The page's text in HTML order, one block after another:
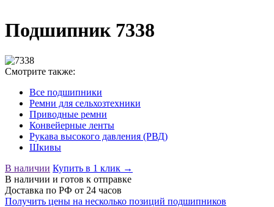
Подшипник 7338
Смотрите также:
Все подшипники
Ремни для сельхозтехники
Приводные ремни
Конвейерные ленты
Рукава высокого давления (РВД)
Шкивы
В наличии Купить в 1 клик →
В наличии и готов к отправке
Доставка по РФ от 24 часов
Получить цены на несколько позиций подшипников